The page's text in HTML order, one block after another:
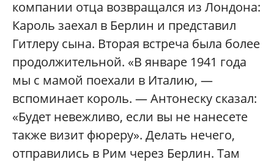
компании отца возвращался из Лондона:
Кароль заехал в Берлин и представил
Гитлеру сына. Вторая встреча была более
продолжительной. «В январе 1941 года
мы с мамой поехали в Италию, —
вспоминает король. — Антонеску сказал:
«Будет невежливо, если вы не нанесете
также визит фюреру». Делать нечего,
отправились в Рим через Берлин. Там